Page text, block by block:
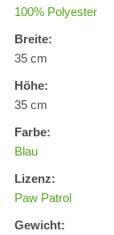
100% Polyester
Breite:
35 cm
Höhe:
35 cm
Farbe:
Blau
Lizenz:
Paw Patrol
Gewicht: